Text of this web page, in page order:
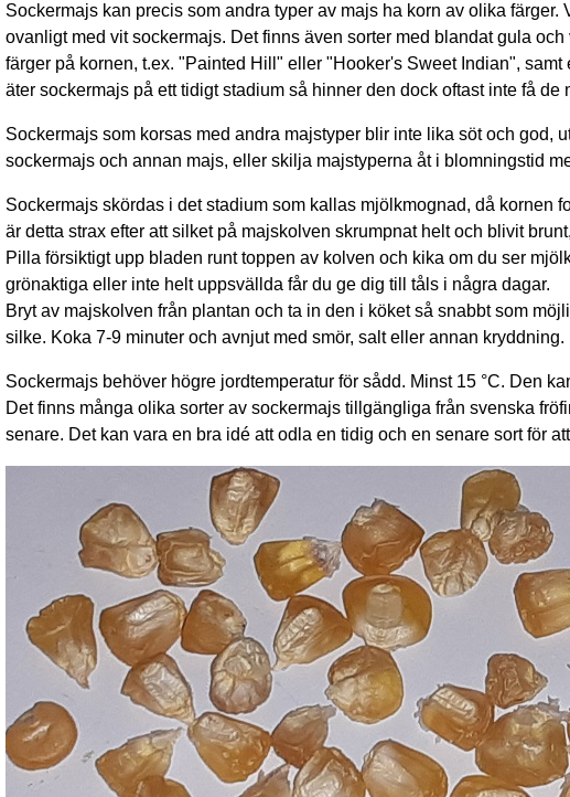
Sockermajs kan precis som andra typer av majs ha korn av olika
ovanligt med vit sockermajs. Det finns även sorter med blandat gula
färger på kornen, t.ex. "Painted Hill" eller "Hooker's Sweet Indian",
äter sockermajs på ett tidigt stadium så hinner den dock oftast inte få de
Sockermajs som korsas med andra majstyper blir inte lika söt och god,
sockermajs och annan majs, eller skilja majstyperna åt i blomningstid
Sockermajs skördas i det stadium som kallas mjölkmognad, då kornen
är detta strax efter att silket på majskolven skrumpnat helt och blivit
Pilla försiktigt upp bladen runt toppen av kolven och kika om du ser
grönaktiga eller inte helt uppsvällda får du ge dig till tåls i några dagar.
Bryt av majskolven från plantan och ta in den i köket så snabbt som
silke. Koka 7-9 minuter och avnjut med smör, salt eller annan kryddning.
Sockermajs behöver högre jordtemperatur för sådd. Minst 15 °C. Den
Det finns många olika sorter av sockermajs tillgängliga från svenska
senare. Det kan vara en bra idé att odla en tidig och en senare sort för